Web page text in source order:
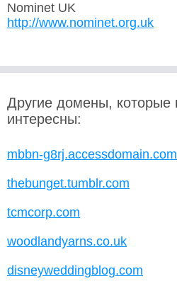
Nominet UK
http://www.nominet.org.uk
Другие домены, которые
интересны:
mbbn-g8rj.accessdomain.com
thebunget.tumblr.com
tcmcorp.com
woodlandyarns.co.uk
disneyweddingblog.com